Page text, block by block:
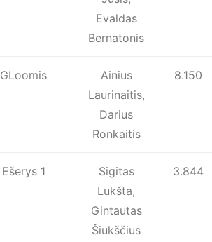
Evaldas
Bernatonis
GLoomis
Ainius
Laurinaitis,
Darius
Ronkaitis
8.150
Ešerys 1
Sigitas
Lukšta,
Gintautas
Šiukščius
3.844